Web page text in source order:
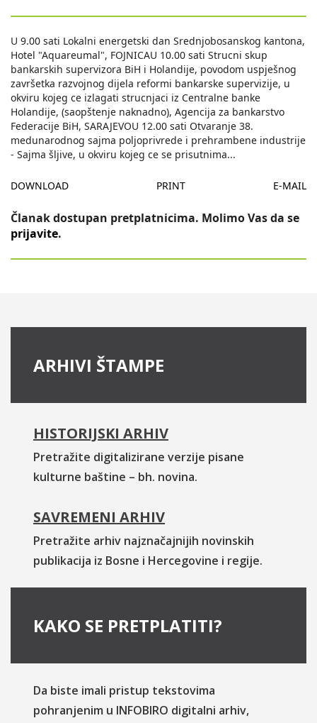
U 9.00 sati Lokalni energetski dan Srednjobosanskog kantona,
Hotel "Aquareumal", FOJNICAU 10.00 sati Strucni skup
bankarskih supervizora BiH i Holandije, povodom uspješnog
završetka razvojnog dijela reformi bankarske supervizije, u
okviru kojeg ce izlagati strucnjaci iz Centralne banke
Holandije, (saopštenje naknadno), Agencija za bankarstvo
Federacije BiH, SARAJEVOU 12.00 sati Otvaranje 38.
medunarodnog sajma poljoprivrede i prehrambene industrije
- Sajma šljive, u okviru kojeg ce se prisutnima...
DOWNLOAD PRINT E-MAIL
Članak dostupan pretplatnicima. Molimo Vas da se
prijavite.
ARHIVI ŠTAMPE
HISTORIJSKI ARHIV
Pretražite digitalizirane verzije pisane
kulturne baštine – bh. novina.
SAVREMENI ARHIV
Pretražite arhiv najznačajnijih novinskih
publikacija iz Bosne i Hercegovine i regije.
KAKO SE PRETPLATITI?
Da biste imali pristup tekstovima
pohranjenim u INFOBIRO digitalni arhiv,